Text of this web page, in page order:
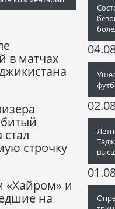
в матчах
строчку
«Хайром» и
на